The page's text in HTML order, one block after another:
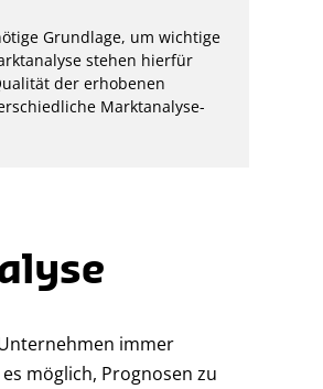
Grundlage, um wichtige
stehen hierfür
der erhobenen
Marktanalyse-
immer
möglich, Prognosen zu